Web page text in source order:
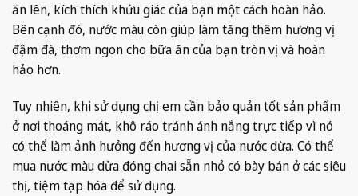
ăn lên, kích thích khứu giác của bạn một cách hoàn hảo.
Bên cạnh đó, nước màu còn giúp làm tăng thêm hương vị
đậm đà, thơm ngon cho bữa ăn của bạn tròn vị và hoàn
hảo hơn.
Tuy nhiên, khi sử dụng chị em cần bảo quản tốt sản phẩm
ở nơi thoáng mát, khô ráo tránh ánh nắng trực tiếp vì nó
có thể làm ảnh hưởng đến hương vị của nước dừa. Có thể
mua nước màu dừa đóng chai sẵn nhỏ có bày bán ở các siêu
thị, tiệm tạp hóa để sử dụng.